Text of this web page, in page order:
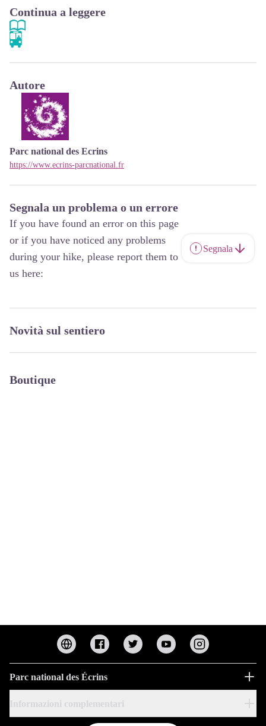
Continua a leggere
Autore
Parc national des Ecrins
https://www.ecrins-parcnational.fr
Segnala un problema o un errore
If you have found an error on this page
or if you have noticed any problems
during your hike, please report them to
us here:
Segnala
Novità sul sentiero
Boutique
Parc national des Écrins
Informazioni complementari